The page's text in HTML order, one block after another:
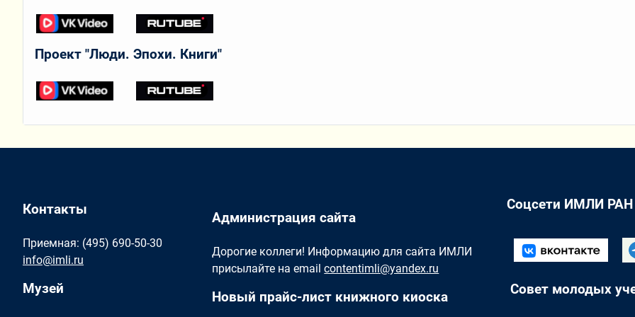
Проект "Люди. Эпохи. Книги"
Контакты
Приемная: (495) 690-50-30
info@imli.ru
Музей
Администрация сайта
Дорогие коллеги! Информацию для сайта ИМЛИ
присылайте на emailcontentimli@yandex.ru
Новый прайс-лист книжного киоска
Соцсети ИМЛИ РАН
Совет молодых